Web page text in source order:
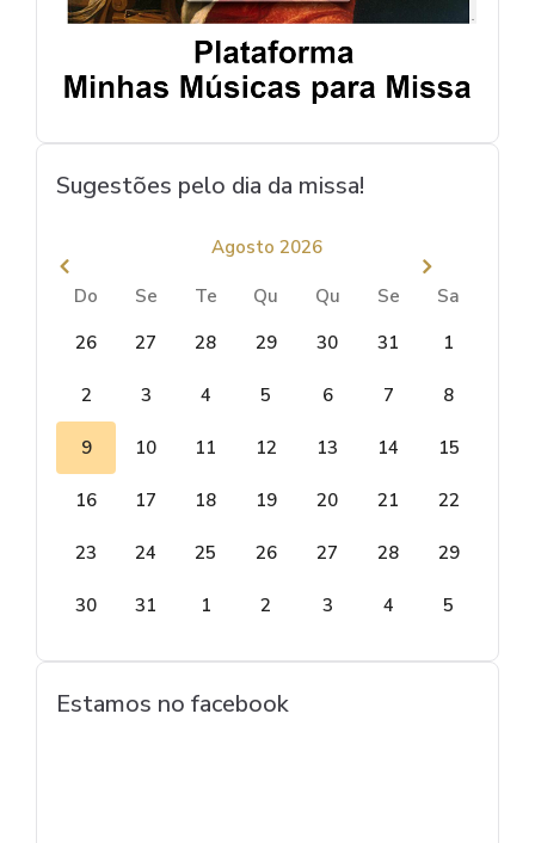
Sugestões pelo dia da missa!
Agosto 2026
Do Se Te Qu Qu Se
Sa
26
27 28 29 30 31 1
2 3 4 5 6 7 8
9 10 11 12 13 14 15
16 17 18 19 20 21 22
23 24 25 26 27 28 29
30 31 1 2 3 4 5
Estamos no facebook